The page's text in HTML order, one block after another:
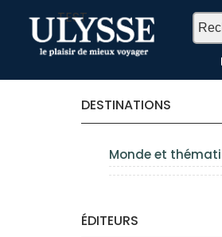
TEST
DESTINATIONS
Monde et
ÉDITEURS